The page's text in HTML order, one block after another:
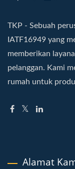
TKP - Sebuah
IATF16949 yang
memberikan
pelanggan. Kami
rumah untuk
Alamat